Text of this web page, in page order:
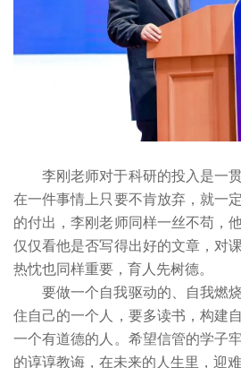
李刚老师对于科研的投入是一
在一件事情上只要不肯放弃，就一
的付出，李刚老师同样一丝不苟，
仅仅看他是否写得出好的文章，对
热忱也同样重要，育人先树德。
要做一个自我驱动的、自我燃
住自己的一个人，要多读书，构建
一个有道德的人。希望信管的学子
的谆谆教诲，在未来的人生里，迎